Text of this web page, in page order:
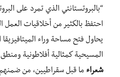
“بالبروتستانتي الذي تمرد على
احتفظ بالكثير من أخلاقيات العمل
يحاول فتح مساحة وراء
المسيحية كمثالية أفلاطونية
شعراء ما قبل سقراطيين، من